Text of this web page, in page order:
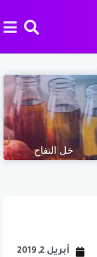
خل التفاح
أبريل 2, 2019